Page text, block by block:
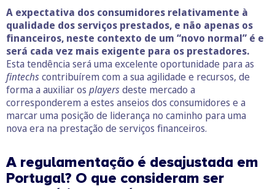
A expectativa dos consumidores relativamente à
qualidade dos serviços prestados, e não apenas os
financeiros, neste contexto de um “novo normal” é e
será cada vez mais exigente para os prestadores.
Esta tendência será uma excelente oportunidade para as
fintechscontribuírem com a sua agilidade e recursos, de
forma a auxiliar os playersdeste mercado a
corresponderem a estes anseios dos consumidores e a
marcar uma posição de liderança no caminho para uma
nova era na prestação de serviços financeiros.
A regulamentação é desajustada em
Portugal? O que consideram ser